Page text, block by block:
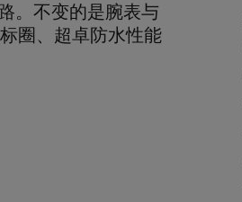
。不变的是腕表与
圈、超卓防水性能